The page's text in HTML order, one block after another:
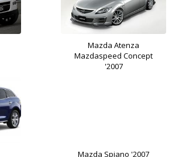
Mazda Atenza
Mazdaspeed Concept
'2007
Mazda Spiano '2007